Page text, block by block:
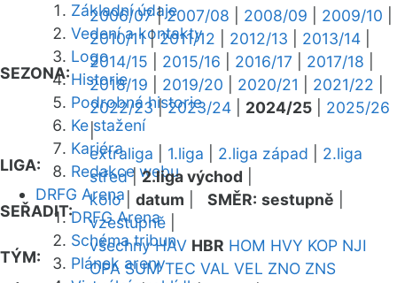
Základní údaje
Vedení a kontakty
Logo
Historie
Podrobná historie
Ke stažení
Kariéra
Redakce webu
DRFG Arena
DRFG Arena
Schéma tribun
Plánek areny
SEZONA:
2006/07|2007/08 2008/09 2009/10
2010/11|2011/12 2012/13 2013/14
2014/15
2015/16 2016/17 2017/18
2018/19
2019/20 2020/21 2021/22
2022/23|2023/24 2024/25
2025/26
|
LIGA:
extraliga 1.liga 2.liga západ
2.liga
střed|2.liga východ
SEŘADIT:
kolo| datum SMĚR: sestupně
vzestupně
TÝM:
všechny HAV HBR HOM HVY KOP NJI
OPA SUM TEC VAL VEL ZNO ZNS